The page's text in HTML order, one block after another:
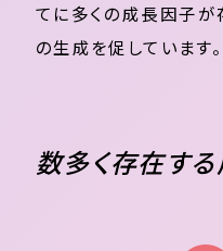
てに多くの成長因子
の生成を促しています。
数多く存在す